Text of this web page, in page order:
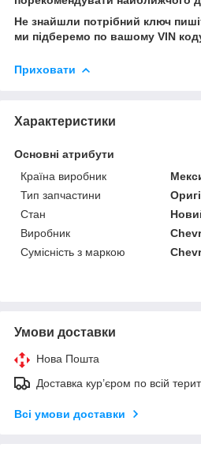
Не знайшли потрібний ключ
ми підберемо по вашому VIN
Приховати
Характеристики
Основні атрибути
Країна виробник
Тип запчастини
Стан
Виробник
Сумісність з маркою
Умови доставки
Нова Пошта
Доставка кур’єром по всій
Всі умови доставки